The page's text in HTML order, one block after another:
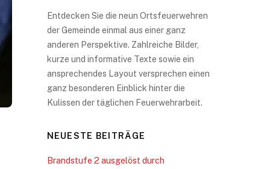
Entdecken Sie die neun Ortsfeuerwehren
der Gemeinde einmal aus einer ganz
anderen Perspektive. Zahlreiche Bilder,
kurze und informative Texte sowie ein
ansprechendes Layout versprechen einen
ganz besonderen Einblick hinter die
Kulissen der täglichen Feuerwehrarbeit.
NEUESTE BEITRÄGE
Brandstufe 2 ausgelöst durch